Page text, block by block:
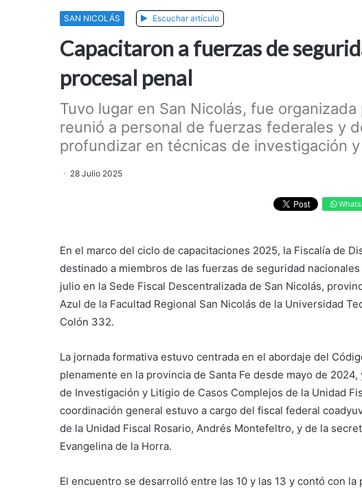
SAN NICOLÁS Escuchar artículo
Capacitaron a fuerzas de
procesal penal
Tuvo lugar en San Nicolás, fue
reunió a personal de fuerzas federales y
profundizar en técnicas de investigación
28 Julio 2025
En el marco del ciclo de capacitaciones 2025, la Fiscalía de
destinado a miembros de las fuerzas de seguridad
julio en la Sede Fiscal Descentralizada de San Nicolás,
Azul de la Facultad Regional San Nicolás de la Universidad
Colón 332.
La jornada formativa estuvo centrada en el abordaje del
plenamente en la provincia de Santa Fe desde mayo de
de Investigación y Litigio de Casos Complejos de la Unidad
coordinación general estuvo a cargo del fiscal federal
de la Unidad Fiscal Rosario, Andrés Montefeltro, y de la
Evangelina de la Horra.
El encuentro se desarrolló entre las 10 y las 13 y contó con